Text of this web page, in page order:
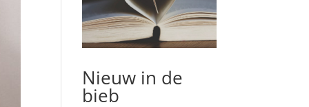
Nieuw in de
bieb